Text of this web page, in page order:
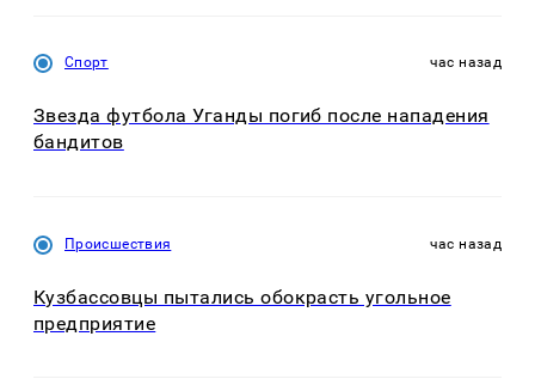
Спорт час назад
Звезда футбола Уганды погиб после нападения
бандитов
Происшествия час назад
Кузбассовцы пытались обокрасть угольное
предприятие